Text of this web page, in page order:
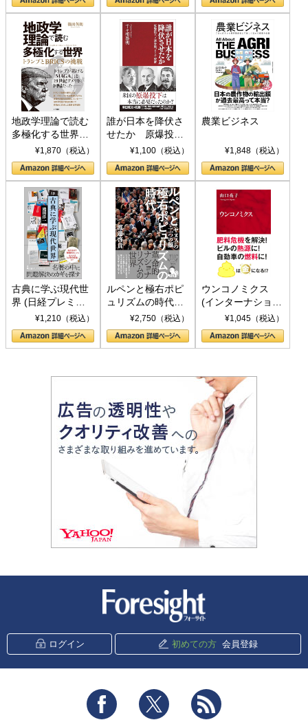
地政学理論で読む
多極化する世界：
トランプとBRICS
の挑戦
¥1,870（税込）
誰が日本を降伏さ
せたか 原爆投
下、ソ連参戦、そ
して聖断 (PHP新
書)
¥1,100（税込）
農業ビジネス
¥1,848（税込）
古典に学ぶ現代世
界 (日経プレミア
シリーズ)¥1,210（税込）
ルペンと極右ポピ
ュリズムの時代：
〈ヤヌス〉の二つ
の顔
¥2,750（税込）
ウンコノミクス
(インターナショナ
ル新書)¥1,045（税込）
ログイン 初めての方 会員登録
Facebook Twitter